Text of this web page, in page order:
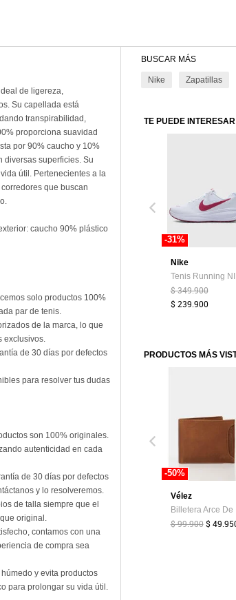
de ligereza,
Su capellada está
transpirabilidad,
proporciona suavidad
por 90% caucho y 10%
diversas superficies. Su
útil. Pertenecientes a la
que buscan
caucho 90% plástico
solo productos 100%
par de tenis.
de la marca, lo que
exclusivos.
de 30 días por defectos
para resolver tus dudas
son 100% originales.
autenticidad en cada
de 30 días por defectos
y lo resolveremos.
de talla siempre que el
original.
contamos con una
de compra sea
y evita productos
para prolongar su vida útil.
BUSCAR MÁS
Nike Zapatillas
TE PUEDE INTERESAR
-31%
Nike
Tenis
$ 349.900
$ 239.900
PRODUCTOS MÁS
-50%
Vélez
$ 99.900 $